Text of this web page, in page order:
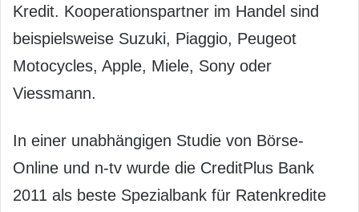
Kredit. Kooperationspartner im Handel sind
beispielsweise Suzuki, Piaggio, Peugeot
Motocycles, Apple, Miele, Sony oder
Viessmann.
In einer unabhängigen Studie von Börse-
Online und n-tv wurde die CreditPlus Bank
2011 als beste Spezialbank für Ratenkredite